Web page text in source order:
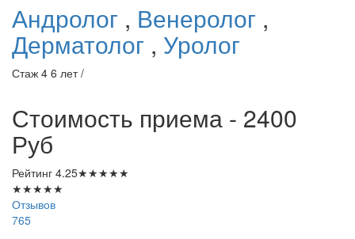
Андролог , Венеролог ,
Дерматолог , Уролог
Стаж 4 6 лет /
Стоимость приема - 2400
Руб
Рейтинг 4.25★★★★★
★★★★★
Отзывов
765